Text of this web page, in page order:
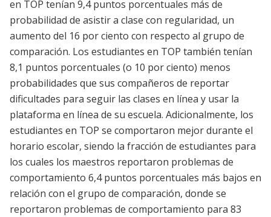
en TOP tenían 9,4 puntos porcentuales más de
probabilidad de asistir a clase con regularidad, un
aumento del 16 por ciento con respecto al grupo de
comparación. Los estudiantes en TOP también tenían
8,1 puntos porcentuales (o 10 por ciento) menos
probabilidades que sus compañeros de reportar
dificultades para seguir las clases en línea y usar la
plataforma en línea de su escuela. Adicionalmente, los
estudiantes en TOP se comportaron mejor durante el
horario escolar, siendo la fracción de estudiantes para
los cuales los maestros reportaron problemas de
comportamiento 6,4 puntos porcentuales más bajos en
relación con el grupo de comparación, donde se
reportaron problemas de comportamiento para 83